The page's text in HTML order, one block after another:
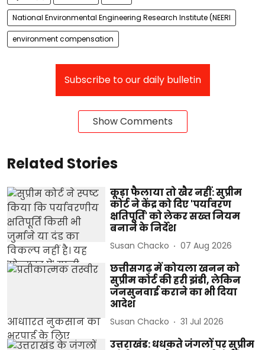
National Environmental Engineering Research Institute (NEERI
environment compensation
Subscribe to our daily bulletin
Show Comments
Related Stories
कूड़ा फैलाया तो खैर नहीं: सुप्रीम
कोर्ट ने केंद्र को दिए 'पर्यावरण
क्षतिपूर्ति' को लेकर सख्त नियम
बनाने के निर्देश
Susan Chacko 07 Aug 2026
छत्तीसगढ़ में कोयला खनन को
सुप्रीम कोर्ट की हरी झंडी, लेकिन
जनसुनवाई कराने का भी दिया
आदेश
Susan Chacko 31 Jul 2026
उत्तराखंड: धधकते जंगलों पर सुप्रीम